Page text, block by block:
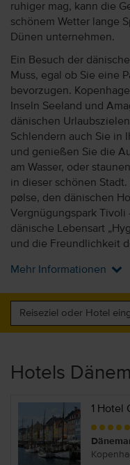
ruhiger mag, kann die
schönem Wetter lange
Dünen unternehmen.
Ein Besuch der
Muss, egal ob Sie eine
bevorzugen.
Inseln Seeland und
dänischen
Schlendern auch Sie in
und genießen Sie die
am Wasser, oder
in dieser schönen
pølse, den dänischen
Vergnügungspark Tivoli
dänische Lebensart
und die Freundlichkeit
Mehr Informationen
Hotels
1 Hotel